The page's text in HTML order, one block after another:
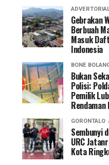
Gebrakan
Berbuah
Masuk
Indonesia
BONE
Bukan
Polisi:
Pemilik
Rendaman
GORONTALO
Sembunyi
URC
Kota